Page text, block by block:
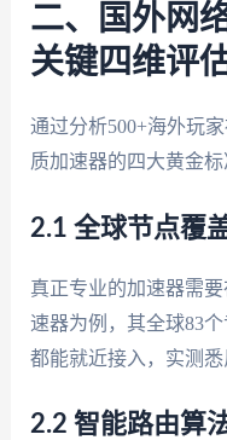
二、国外网
关键四维评
通过分析500+海外玩
质加速器的四大黄金标
2.1 全球节点覆
真正专业的加速器需
速器为例，其全球83
都能就近接入，实测悉
2.2 智能路由算